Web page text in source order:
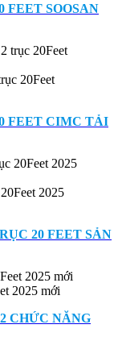
FEET SOOSAN
20Feet
FEET CIMC TẢI
2025
20 FEET SẢN
2025 mới
CHỨC NĂNG